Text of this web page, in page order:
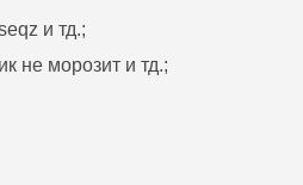
и тд.;
не морозит и тд.;